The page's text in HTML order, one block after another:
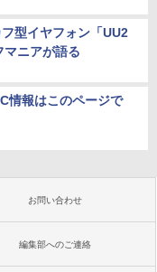
型イヤフォン「UU2
マニアが語る
情報はこのページで
お問い合わせ
編集部へのご連絡